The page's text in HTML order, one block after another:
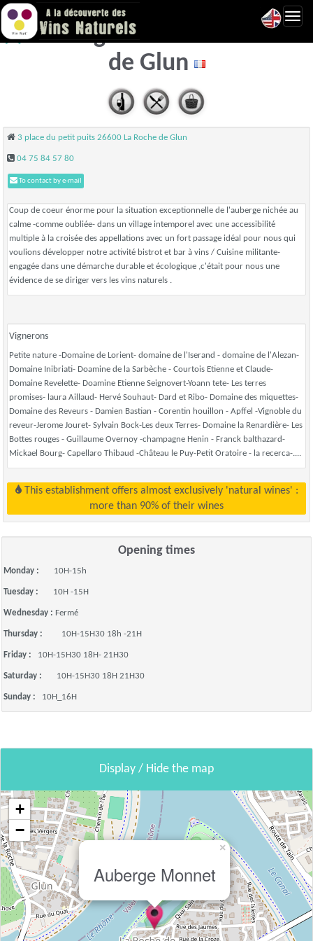
Auberge Monnet - La roche
de Glun
3 place du petit puits 26600 La Roche de Glun
04 75 84 57 80
To contact by e-mail
Coup de coeur énorme pour la situation exceptionnelle de l'auberge nichée au
calme -comme oubliée- dans un village intemporel avec une accessibilité
multiple à la croisée des appellations avec un fort passage idéal pour nous qui
voulions développer notre activité bistrot et bar à vins / Cuisine militante-
engagée dans une démarche durable et écologique ,c'était pour nous une
évidence de se diriger vers les vins naturels .
Vignerons
Petite nature -Domaine de Lorient- domaine de l'Iserand - domaine de l'Alezan-
Domaine Inibriati- Doamine de la Sarbèche - Courtois Etienne et Claude-
Domaine Revelette- Doamine Etienne Seignovert-Yoann tete- Les terres
promises- laura Aillaud- Hervé Souhaut- Dard et Ribo- Domaine des miquettes-
Domaine des Reveurs - Damien Bastian - Corentin houillon - Apffel -Vignoble du
reveur-Jerome Jouret- Sylvain Bock-Les deux Terres- Domaine la Renardière- Les
Bottes rouges - Guillaume Overnoy -champagne Henin - Franck balthazard-
Mickael Bourg- Capellaro Thibaud -Château le Puy-Petit Oratoire - la recerca-....
This establishment offers almost exclusively 'natural wines' :
more than 90% of their wines
Opening times
Monday : 10H-15h
Tuesday : 10H -15H
Wednesday : Fermé
Thursday : 10H-15H30 18h -21H
Friday : 10H-15H30 18H- 21H30
Saturday : 10H-15H30 18H 21H30
Sunday : 10H_16H
Display / Hide the map
Auberge Monnet
×
+
−